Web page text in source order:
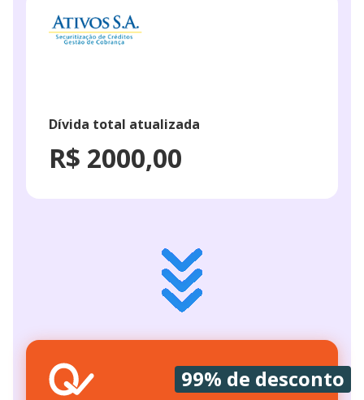
Dívida total atualizada
R$ 2000,00
99% de desconto